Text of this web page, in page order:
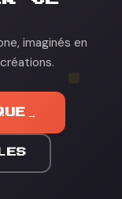
imaginés en
→